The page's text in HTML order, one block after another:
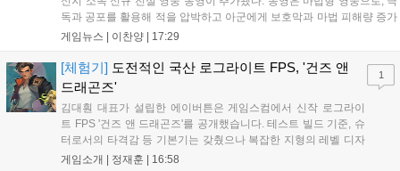
독과 공포를 활용해 적을 압박하고 아군에게 보호막과 마법 피해량 증가
를 제공하는 것이 특징이다. 패시브 황천의 동행자는 동영의 핵심이다.
활한다. 모...
게임뉴스 | 이찬양 17:29
[체험기] 도전적인 국산 로그라이트 FPS, '건즈 앤
드래곤즈'
김대훤 대표가 설립한 에이버튼은 게임스컴에서 신작 로그라이
트 FPS '건즈 앤 드래곤즈'를 공개했습니다. 테스트 빌드 기준, 슈
터로서의 타격감 등 기본기는 갖췄으나 복잡한 지형의 레벨 디자
인은 개선이 필요해 보입니다. 또한, 성장 트랙의 과도한 분절과
게임소개 | 정재훈 16:58
1